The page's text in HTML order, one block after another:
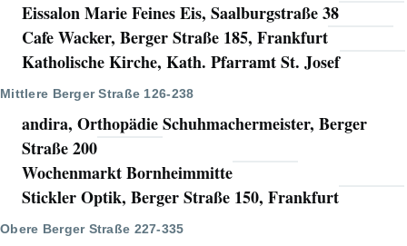
Eissalon Marie Feines Eis, Saalburgstraße 38
Cafe Wacker, Berger Straße 185, Frankfurt
Katholische Kirche, Kath. Pfarramt St. Josef
Mittlere Berger Straße 126-238
andira, Orthopädie Schuhmachermeister, Berger
Straße 200
Wochenmarkt Bornheimmitte
Stickler Optik, Berger Straße 150, Frankfurt
Obere Berger Straße 227-335